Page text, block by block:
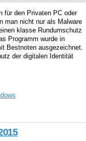
für den Privaten PC oder
man nicht nur als Malware
klasse Rundumschutz
Programm wurde in
Bestnoten ausgezeichnet.
der digitalen Identität